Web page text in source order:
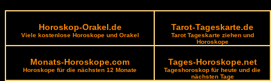
Horoskop-Orakel.de
Viele kostenlose Horoskope und Orakel
Tarot-Tageskarte.de
Tarot Tageskarte ziehen und
Horoskope
Monats-Horoskope.com
Horoskope für die nächsten 12 Monate
Tages-Horoskope.net
Tageshoroskop für heute und die
nächsten Tage